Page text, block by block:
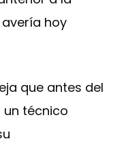
hoy
que antes del
técnico